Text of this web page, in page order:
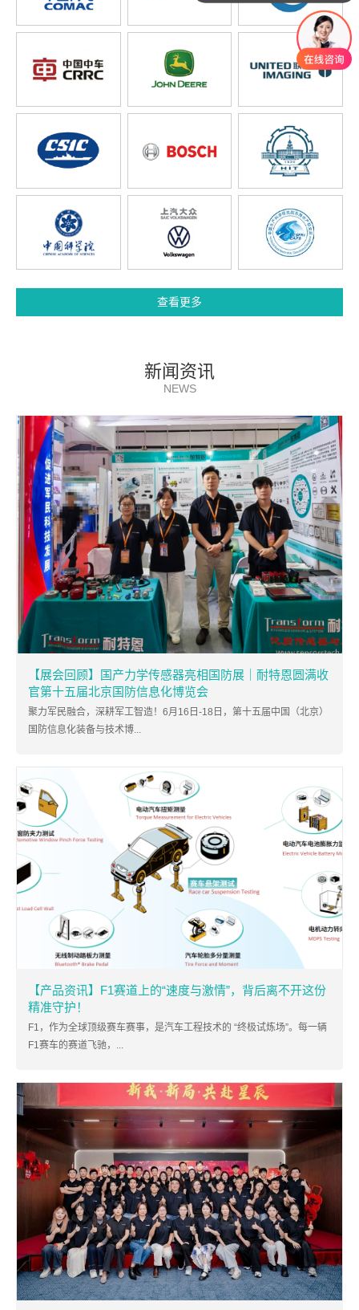
查看更多
新闻资讯
NEWS
【展会回顾】国产力学传感器亮相国防展｜耐特恩圆满收
官第十五届北京国防信息化博览会
聚力军民融合，深耕军工智造！6月16日-18日，第十五届中国（北京）
国防信息化装备与技术博...
【产品资讯】F1赛道上的“速度与激情”，背后离不开这份
精准守护！
F1，作为全球顶级赛车赛事，是汽车工程技术的 “终极试炼场”。每一辆
F1赛车的赛道飞驰，...